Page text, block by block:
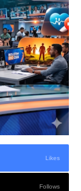
Likes
Follows